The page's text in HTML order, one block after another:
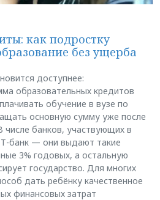
как подростку
без ущерба
доступнее:
образовательных кредитов
обучение в вузе по
основную сумму уже после
банков, участвующих в
банк — они выдают такие
3% годовых, а остальную
государство. Для многих
дать ребёнку качественное
финансовых затрат